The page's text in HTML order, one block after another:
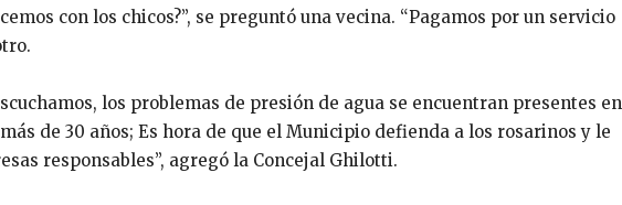
con los chicos?”, se preguntó una vecina. “Pagamos por un servicio
los problemas de presión de agua se encuentran presentes en
de 30 años; Es hora de que el Municipio defienda a los rosarinos y le
responsables”, agregó la Concejal Ghilotti.